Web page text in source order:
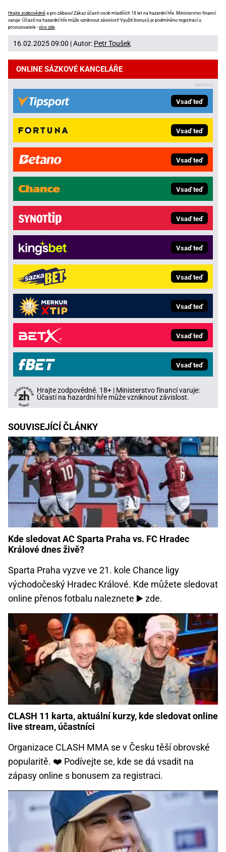
Hrajte zodpovědně a pro zábavu! Zákaz účasti osob mladších 18 let na hazardní hře. Ministerstvo financí
varuje: Účastí na hazardní hře může vzniknout závislost! Využití bonusů je podmíněno registrací u
provozovatele -více zde
16.02.2025 09:00 | Autor: Petr Toušek
ONLINE SÁZKOVÉ KANCELÁŘE
Vsaď teď
Vsaď teď
Vsaď teď
Vsaď teď
Vsaď teď
Vsaď teď
Vsaď teď
Vsaď teď
Vsaď teď
Vsaď teď
Hrajte zodpovědně. 18+ | Ministerstvo financí varuje:
Účastí na hazardní hře může vzniknout závislost.
SOUVISEJÍCÍ ČLÁNKY
Kde sledovat AC Sparta Praha vs. FC Hradec
Králové dnes živě?
Sparta Praha vyzve ve 21. kole Chance ligy
východočeský Hradec Králové. Kde můžete sledovat
online přenos fotbalu naleznete ▶️ zde.
CLASH 11 karta, aktuální kurzy, kde sledovat online
live stream, účastníci
Organizace CLASH MMA se v Česku těší obrovské
popularitě. ❤️ Podívejte se, kde se dá vsadit na
zápasy online s bonusem za registraci.